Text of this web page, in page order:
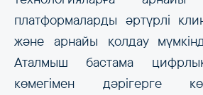
платформаларды әртүрлі
және арнайы қолдау
Аталмыш бастама
көмегімен дәрігерге